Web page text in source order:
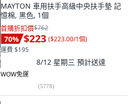
MAYTON 車用扶手高級中央扶手墊 記
憶棉, 黑色, 1個
首購折扣價$762
70% $223 ($223.00/1個)
運費 $195
8/12 星期三 預計送達
WOW免運
(5778)